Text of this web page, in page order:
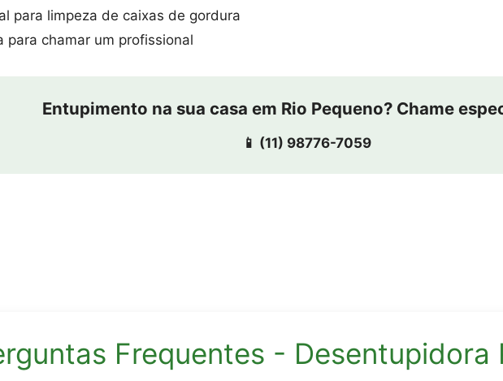
para limpeza de caixas de gordura
para chamar um profissional
Entupimento na sua casa em Rio Pequeno? Chame
📱 (11) 98776-7059
Frequentes - Desentupidora